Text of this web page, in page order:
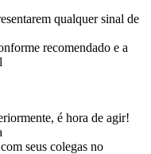
qualquer sinal de
recomendado e a
é hora de agir!
seus colegas no